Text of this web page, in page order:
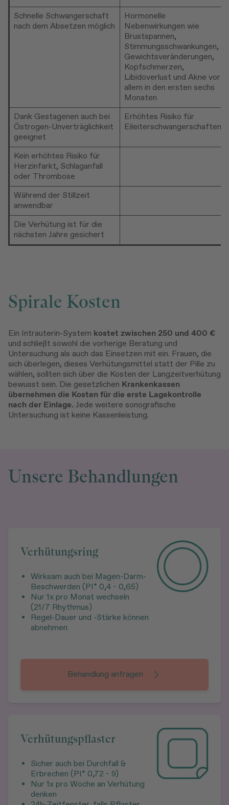
Schnelle Schwangerschaft
nach dem Absetzen möglich
Hormonelle
Nebenwirkungen wie
Brustspannen,
Stimmungsschwankungen,
Gewichtsveränderungen,
Kopfschmerzen,
Libidoverlust und Akne vor
allem in den ersten sechs
Monaten
Dank Gestagenen auch bei
Östrogen-Unverträglichkeit
geeignet
Erhöhtes Risiko für
Eileiterschwangerschaften
Kein erhöhtes Risiko für
Herzinfarkt, Schlaganfall
oder Thrombose
Während der Stillzeit
anwendbar
Die Verhütung ist für die
nächsten Jahre gesichert
Spirale Kosten
Ein Intrauterin-System kostet zwischen 250 und 400 €
und schließt sowohl die vorherige Beratung und
Untersuchung als auch das Einsetzen mit ein. Frauen, die
sich überlegen, dieses Verhütungsmittel statt der Pille zu
wählen, sollten sich über die Kosten der Langzeitverhütung
bewusst sein. Die gesetzlichen Krankenkassen
übernehmen die Kosten für die erste Lagekontrolle
nach der Einlage. Jede weitere sonografische
Untersuchung ist keine Kassenleistung.
Unsere Behandlungen
Verhütungsring
Wirksam auch bei Magen-Darm-
Beschwerden (PI* 0,4 - 0,65)
Nur 1x pro Monat wechseln
(21/7 Rhythmus)
Regel-Dauer und -Stärke können
abnehmen
Behandlung anfragen
Verhütungspflaster
Sicher auch bei Durchfall &
Erbrechen (PI* 0,72 - 9)
Nur 1x pro Woche an Verhütung
denken